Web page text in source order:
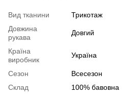
Вид тканини
Трикотаж
Довжина
рукава
Довгий
Країна
виробник
Україна
Сезон
Всесезон
Склад
100% бавовна